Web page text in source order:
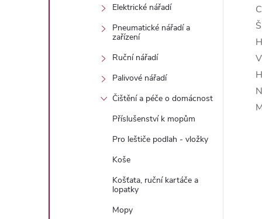
Elektrické nářadí
Pneumatické nářadí a
zařízení
Ruční nářadí
Palivové nářadí
Čištění a péče o domácnost
Příslušenství k mopům
Pro leštiče podlah - vložky
Koše
Košťata, ruční kartáče a
lopatky
Mopy